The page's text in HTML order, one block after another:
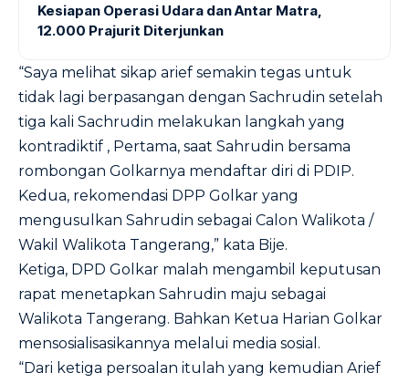
Kesiapan Operasi Udara dan Antar Matra,
12.000 Prajurit Diterjunkan
“Saya melihat sikap arief semakin tegas untuk
tidak lagi berpasangan dengan Sachrudin setelah
tiga kali Sachrudin melakukan langkah yang
kontradiktif , Pertama, saat Sahrudin bersama
rombongan Golkarnya mendaftar diri di PDIP.
Kedua, rekomendasi DPP Golkar yang
mengusulkan Sahrudin sebagai Calon Walikota /
Wakil Walikota Tangerang,” kata Bije.
Ketiga, DPD Golkar malah mengambil keputusan
rapat menetapkan Sahrudin maju sebagai
Walikota Tangerang. Bahkan Ketua Harian Golkar
mensosialisasikannya melalui media sosial.
“Dari ketiga persoalan itulah yang kemudian Arief